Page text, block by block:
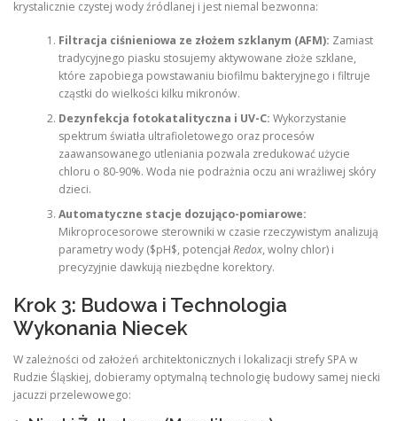
krystalicznie czystej wody źródlanej i jest niemal bezwonna:
Filtracja ciśnieniowa ze złożem szklanym (AFM): Zamiast
tradycyjnego piasku stosujemy aktywowane złoże szklane,
które zapobiega powstawaniu biofilmu bakteryjnego i filtruje
cząstki do wielkości kilku mikronów.
Dezynfekcja fotokatalityczna i UV-C: Wykorzystanie
spektrum światła ultrafioletowego oraz procesów
zaawansowanego utleniania pozwala zredukować użycie
chloru o 80-90%. Woda nie podrażnia oczu ani wrażliwej skóry
dzieci.
Automatyczne stacje dozująco-pomiarowe:
Mikroprocesorowe sterowniki w czasie rzeczywistym analizują
parametry wody ($pH$, potencjałRedox, wolny chlor) i
precyzyjnie dawkują niezbędne korektory.
Krok 3: Budowa i Technologia
Wykonania Niecek
W zależności od założeń architektonicznych i lokalizacji strefy SPA w
Rudzie Śląskiej, dobieramy optymalną technologię budowy samej niecki
jacuzzi przelewowego: